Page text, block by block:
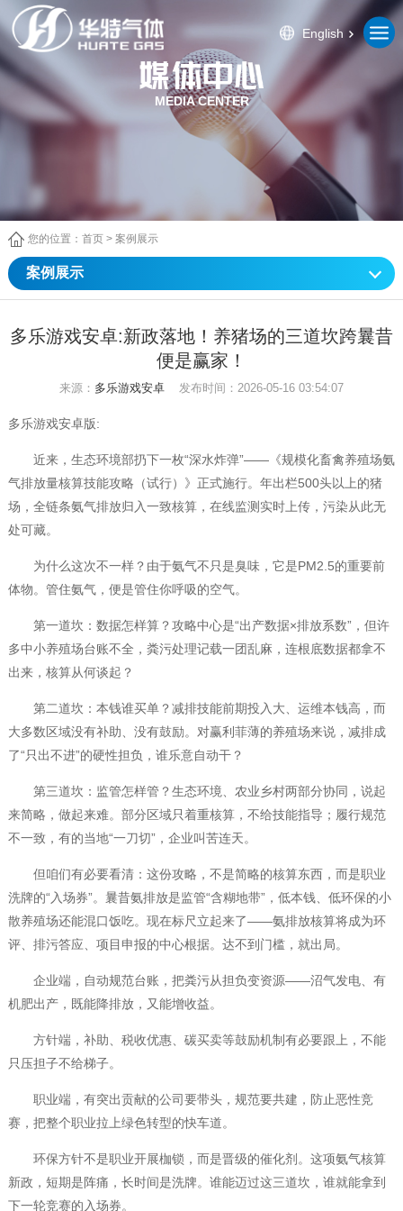
English
MEDIA CENTER
您的位置： 首页> 案例展示
案例展示
多乐游戏安卓:新政落地！养猪场的三道坎跨曩昔
便是赢家！
来源： 多乐游戏安卓 发布时间：2026-05-16 03:54:07
多乐游戏安卓版:
近来，生态环境部扔下一枚“深水炸弹”——《规模化畜禽养殖场氨
气排放量核算技能攻略（试行）》正式施行。年出栏500头以上的猪
场，全链条氨气排放归入一致核算，在线监测实时上传，污染从此无
处可藏。
为什么这次不一样？由于氨气不只是臭味，它是PM2.5的重要前
体物。管住氨气，便是管住你呼吸的空气。
第一道坎：数据怎样算？攻略中心是“出产数据×排放系数”，但许
多中小养殖场台账不全，粪污处理记载一团乱麻，连根底数据都拿不
出来，核算从何谈起？
第二道坎：本钱谁买单？减排技能前期投入大、运维本钱高，而
大多数区域没有补助、没有鼓励。对赢利菲薄的养殖场来说，减排成
了“只出不进”的硬性担负，谁乐意自动干？
第三道坎：监管怎样管？生态环境、农业乡村两部分协同，说起
来简略，做起来难。部分区域只着重核算，不给技能指导；履行规范
不一致，有的当地“一刀切”，企业叫苦连天。
但咱们有必要看清：这份攻略，不是简略的核算东西，而是职业
洗牌的“入场券”。曩昔氨排放是监管“含糊地带”，低本钱、低环保的小
散养殖场还能混口饭吃。现在标尺立起来了——氨排放核算将成为环
评、排污答应、项目申报的中心根据。达不到门槛，就出局。
企业端，自动规范台账，把粪污从担负变资源——沼气发电、有
机肥出产，既能降排放，又能增收益。
方针端，补助、税收优惠、碳买卖等鼓励机制有必要跟上，不能
只压担子不给梯子。
职业端，有突出贡献的公司要带头，规范要共建，防止恶性竞
赛，把整个职业拉上绿色转型的快车道。
环保方针不是职业开展枷锁，而是晋级的催化剂。这项氨气核算
新政，短期是阵痛，长时间是洗牌。谁能迈过这三道坎，谁就能拿到
下一轮竞赛的入场券。